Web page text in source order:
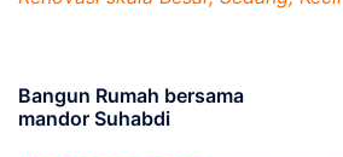
Bangun Rumah bersama
mandor Suhabdi